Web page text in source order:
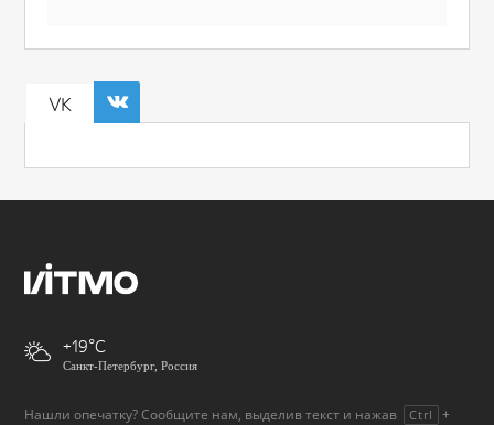
VK
+19
Санкт-Петербург, Россия
Нашли опечатку? Сообщите нам, выделив текст и нажав Ctrl +